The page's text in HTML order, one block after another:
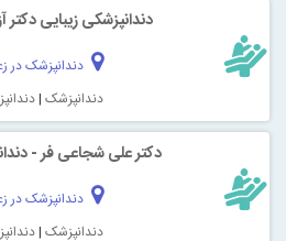
دندانپزشکی زیبایی دکتر
دندانپزشک در
دندانپزشک |
دكتر علی شجاعی فر -
دندانپزشک در
دندانپزشک |